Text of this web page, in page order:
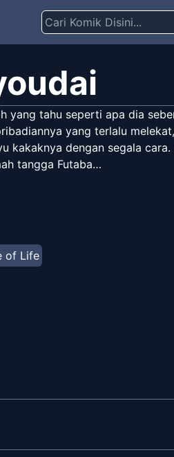
yang tahu seperti apa dia
yang terlalu
kakaknya dengan segala cara.
tangga Futaba…
of Life